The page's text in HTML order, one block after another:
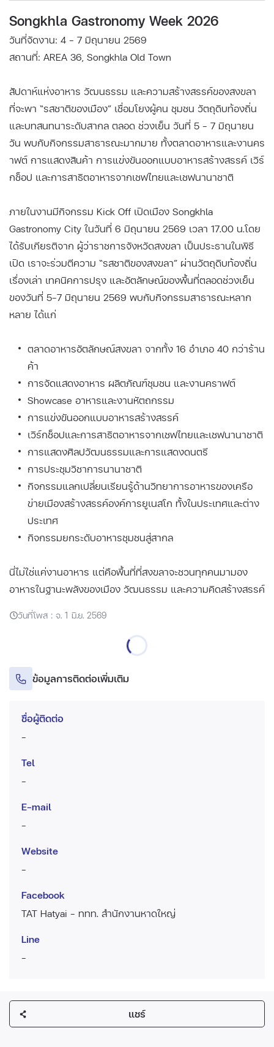
Songkhla Gastronomy Week 2026
วันที่จัดงาน: 4 - 7 มิถุนายน 2569
สถานที่: AREA 36, Songkhla Old Town
สัปดาห์แห่งอาหาร วัฒนธรรม และความสร้างสรรค์ของสงขลา
ที่จะพา “รสชาติของเมือง” เชื่อมโยงผู้คน ชุมชน วัตถุดิบท้องถิ่น
และบทสนทนาระดับสากล ตลอด ช่วงเย็น วันที่ 5 - 7 มิถุนายน
วัน พบกับกิจกรรมสาธารณะมากมาย ทั้งตลาดอาหารและงานคร
าฟต์ การแสดงสินค้า การแข่งขันออกแบบอาหารสร้างสรรค์ เวิร์
กช็อป และการสาธิตอาหารจากเชฟไทยและเชฟนานาชาติ
ภายในงานมีกิจกรรม Kick Off เปิดเมือง Songkhla
Gastronomy City ในวันที่ 6 มิถุนายน 2569 เวลา 17.00 น.โดย
ได้รับเกียรติจาก ผู้ว่าราชการจังหวัดสงขลา เป็นประธานในพิธี
เปิด เราจะร่วมตีความ “รสชาติของสงขลา” ผ่านวัตถุดิบท้องถิ่น
เรื่องเล่า เทคนิคการปรุง และอัตลักษณ์ของพื้นที่ตลอดช่วงเย็น
ของวันที่ 5–7 มิถุนายน 2569 พบกับกิจกรรมสาธารณะหลาก
หลาย ได้แก่
ตลาดอาหารอัตลักษณ์สงขลา จากทั้ง 16 อำเภอ 40 กว่าร้าน
ค้า
การจัดแสดงอาหาร ผลิตภัณฑ์ชุมชน และงานคราฟต์
Showcase อาหารและงานหัตถกรรม
การแข่งขันออกแบบอาหารสร้างสรรค์
เวิร์กช็อปและการสาธิตอาหารจากเชฟไทยและเชฟนานาชาติ
การแสดงศิลปวัฒนธรรมและการแสดงดนตรี
การประชุมวิชาการนานาชาติ
กิจกรรมแลกเปลี่ยนเรียนรู้ด้านวิทยาการอาหารของเครือ
ข่ายเมืองสร้างสรรค์องค์การยูเนสโก ทั้งในประเทศและต่าง
ประเทศ
กิจกรรมยกระดับอาหารชุมชนสู่สากล
นี่ไม่ใช่แค่งานอาหาร แต่คือพื้นที่ที่สงขลาจะชวนทุกคนมามอง
อาหารในฐานะพลังของเมือง วัฒนธรรม และความคิดสร้างสรรค์
วันที่โพส : จ. 1 มิ.ย. 2569
ข้อมูลการติดต่อเพิ่มเติม
ชื่อผู้ติดต่อ
-
Tel
-
E-mail
-
Website
-
Facebook
TAT Hatyai - ททท. สำนักงานหาดใหญ่
Line
-
แชร์